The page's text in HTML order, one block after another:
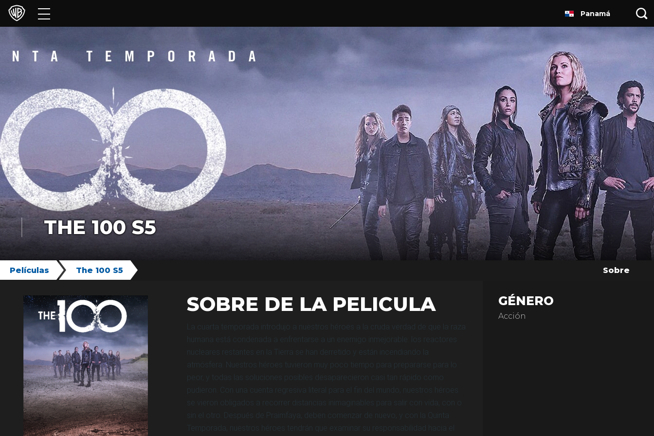
Películas
Juegos y Aplicaciones
Franquicias
Colecciones
Experiencias
HBO Max
Panamá
THE 100 S5
Películas The 100 S5 Sobre
SOBRE DE LA PELICULA
La cuarta temporada introdujo a nuestros héroes a la cruda verdad de que la raza
humana está condenada a enfrentarse a un enemigo inmejorable: los reactores
nucleares restantes en la Tierra se han derretido y están incendiando la
atmósfera. Nuestros héroes tuvieron muy poco tiempo para prepararse para lo
peor, y todas las soluciones posibles desaparecieron casi tan rápido como
pudieron. Con una cuenta regresiva literal para el fin del mundo, nuestros héroes
se vieron obligados a recorrer distancias inimaginables para salir con vida, con o
sin el otro. Después de Praimfaya, deben comenzar de nuevo, y con la Quinta
Temporada, nuestros héroes tendrán que examinar su responsabilidad hacia el
GÉNERO
Acción